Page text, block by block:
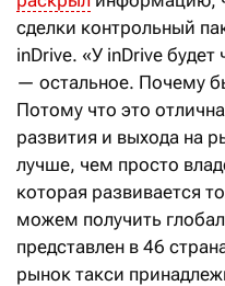
сделки контрольный
inDrive. «У inDrive
— остальное. Почему
Потому что это
развития и выхода на
лучше, чем просто
которая развивается
можем получить
представлен в 46
рынок такси